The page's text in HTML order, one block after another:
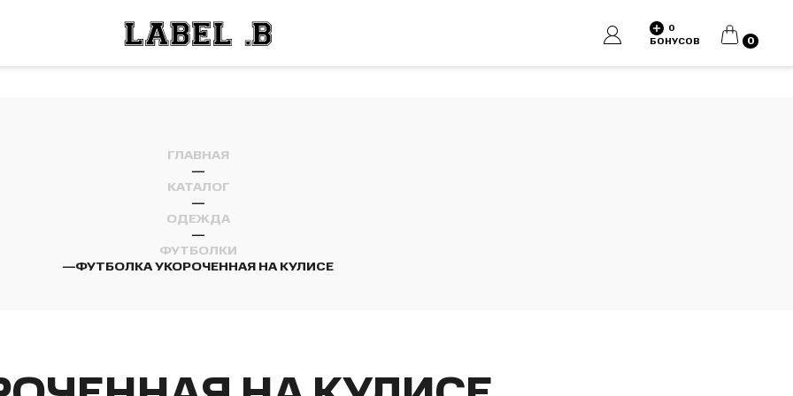
0
БОНУСОВ
КОРЗИНА
0
ГЛАВНАЯ
—
КАТАЛОГ
—
ОДЕЖДА
—
ФУТБОЛКИ
—ФУТБОЛКА УКОРОЧЕННАЯ НА КУЛИСЕ